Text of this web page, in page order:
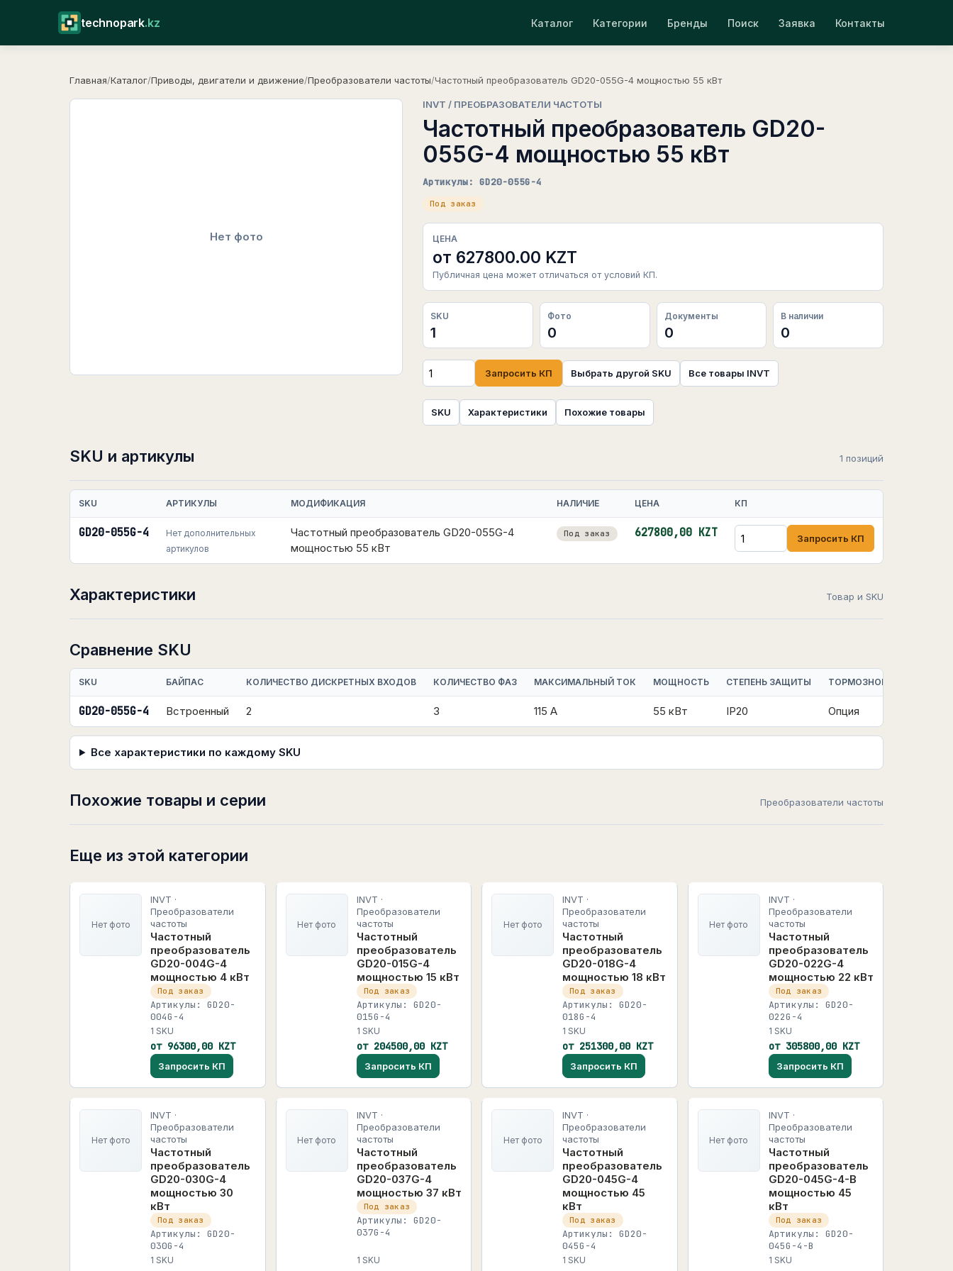
technopark.kz Каталог Категории Бренды Поиск Заявка Контакты
Главная/Каталог/Приводы, двигатели и движение/Преобразователи частоты/Частотный преобразователь GD20-055G-4 мощностью 55 кВт
Нет фото
INVT / ПРЕОБРАЗОВАТЕЛИ ЧАСТОТЫ
Частотный преобразователь GD20-
055G-4 мощностью 55 кВт
Артикулы: GD20-055G-4
Под заказ
ЦЕНА
от 627800.00 KZT
Публичная цена может отличаться от условий КП.
SKU
1
Фото
0
Документы
0
В наличии
0
Запросить КП Выбрать другой SKU Все товары INVT
SKU Характеристики Похожие товары
SKU и артикулы 1 позиций
SKU АРТИКУЛЫ МОДИФИКАЦИЯ НАЛИЧИЕ ЦЕНА КП
GD20-055G-4
Нет дополнительных
артикулов
Частотный преобразователь GD20-055G-4
мощностью 55 кВт
Под заказ 627800,00 KZT Запросить КП
Характеристики Товар и SKU
Сравнение SKU
SKU БАЙПАС КОЛИЧЕСТВО ДИСКРЕТНЫХ ВХОДОВ КОЛИЧЕСТВО ФАЗ МАКСИМАЛЬНЫЙ ТОК МОЩНОСТЬ СТЕПЕНЬ ЗАЩИТЫ ТОРМОЗНОЙ МОДУЛЬ
GD20-055G-4 Встроенный 2 3 115 А 55 кВт IP20 Опция
Все характеристики по каждому SKU
Похожие товары и серии Преобразователи частоты
Еще из этой категории
Нет фото
INVT ·
Преобразователи
частоты
Частотный
преобразователь
GD20-004G-4
мощностью 4 кВт
Под заказ
Артикулы: GD20-
004G-4
1 SKU
от 96300,00 KZT
Запросить КП
Нет фото
INVT ·
Преобразователи
частоты
Частотный
преобразователь
GD20-015G-4
мощностью 15 кВт
Под заказ
Артикулы: GD20-
015G-4
1 SKU
от 204500,00 KZT
Запросить КП
Нет фото
INVT ·
Преобразователи
частоты
Частотный
преобразователь
GD20-018G-4
мощностью 18 кВт
Под заказ
Артикулы: GD20-
018G-4
1 SKU
от 251300,00 KZT
Запросить КП
Нет фото
INVT ·
Преобразователи
частоты
Частотный
преобразователь
GD20-022G-4
мощностью 22 кВт
Под заказ
Артикулы: GD20-
022G-4
1 SKU
от 305800,00 KZT
Запросить КП
Нет фото
INVT ·
Преобразователи
частоты
Частотный
преобразователь
GD20-030G-4
мощностью 30
кВт
Под заказ
Артикулы: GD20-
030G-4
1 SKU
Нет фото
INVT ·
Преобразователи
частоты
Частотный
преобразователь
GD20-037G-4
мощностью 37 кВт
Под заказ
Артикулы: GD20-
037G-4
1 SKU
Нет фото
INVT ·
Преобразователи
частоты
Частотный
преобразователь
GD20-045G-4
мощностью 45
кВт
Под заказ
Артикулы: GD20-
045G-4
1 SKU
Нет фото
INVT ·
Преобразователи
частоты
Частотный
преобразователь
GD20-045G-4-B
мощностью 45
кВт
Под заказ
Артикулы: GD20-
045G-4-B
1 SKU